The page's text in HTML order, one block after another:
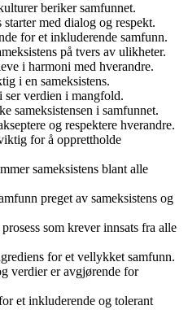
beriker samfunnet.
med dialog og respekt.
for et inkluderende samfunn.
på tvers av ulikheter.
i harmoni med hverandre.
i en sameksistens.
ser verdien i mangfold.
sameksistensen i samfunnet.
og respektere hverandre.
for å opprettholde
sameksistens blant alle
preget av sameksistens og
som krever innsats fra alle
for et vellykket samfunn.
verdier er avgjørende for
et inkluderende og tolerant